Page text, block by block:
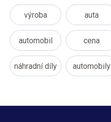
výroba auta
automobil cena
náhradní díly automobily